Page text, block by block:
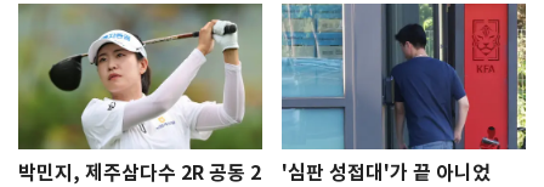
박민지, 제주삼다수 2R 공동 2
'심판 성접대'가 끝 아니었